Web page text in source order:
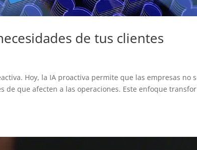
de tus clientes
Hoy, la IA proactiva permite que las empresas no
que afecten a las operaciones. Este enfoque